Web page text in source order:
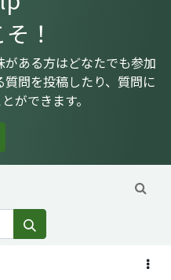
！
ある方はどなたでも参加
問を投稿したり、質問に
ができます。